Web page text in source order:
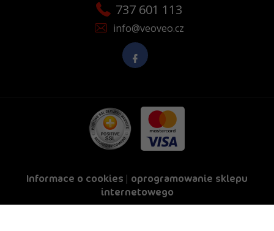
737 601 113
info@veoveo.cz
Informace o cookies | oprogramowanie sklepu
internetowego